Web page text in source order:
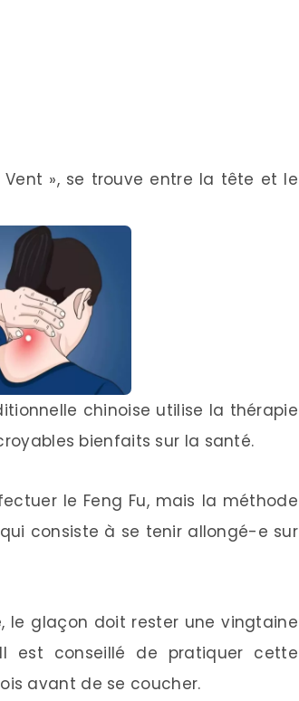
Vent », se trouve entre la tête et le
chinoise utilise la thérapie
bienfaits sur la santé.
le Feng Fu, mais la méthode
consiste à se tenir allongé-e sur
le glaçon doit rester une vingtaine
est conseillé de pratiquer cette
avant de se coucher.